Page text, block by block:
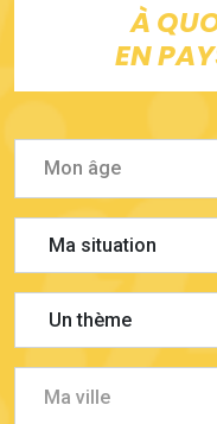
À
EN
Ma ville